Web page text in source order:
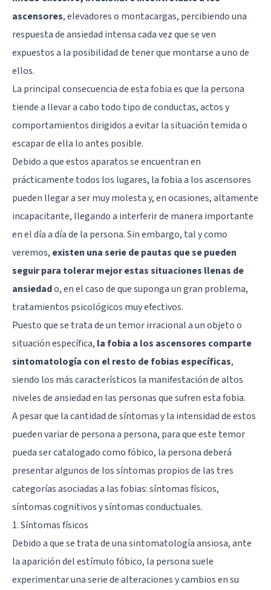
ascensores, elevadores o montacargas, percibiendo una
respuesta de ansiedad intensa cada vez que se ven
expuestos a la posibilidad de tener que montarse a uno de
ellos.
La principal consecuencia de esta fobia es que la persona
tiende a llevar a cabo todo tipo de conductas, actos y
comportamientos dirigidos a evitar la situación temida o
escapar de ella lo antes posible.
Debido a que estos aparatos se encuentran en
prácticamente todos los lugares, la fobia a los ascensores
pueden llegar a ser muy molesta y, en ocasiones, altamente
incapacitante, llegando a interferir de manera importante
en el día a día de la persona. Sin embargo, tal y como
veremos, existen una serie de pautas que se pueden
seguir para tolerar mejor estas situaciones llenas de
ansiedado, en el caso de que suponga un gran problema,
tratamientos psicológicos muy efectivos.
Puesto que se trata de un temor irracional a un objeto o
situación específica, la fobia a los ascensores comparte
sintomatología con el resto de fobias específicas,
siendo los más característicos la manifestación de altos
niveles de ansiedad en las personas que sufren esta fobia.
A pesar que la cantidad de síntomas y la intensidad de estos
pueden variar de persona a persona, para que este temor
pueda ser catalogado como fóbico, la persona deberá
presentar algunos de los síntomas propios de las tres
categorías asociadas a las fobias: síntomas físicos,
síntomas cognitivos y síntomas conductuales.
1. Síntomas físicos
Debido a que se trata de una sintomatología ansiosa, ante
la aparición del estímulo fóbico, la persona suele
experimentar una serie de alteraciones y cambios en su